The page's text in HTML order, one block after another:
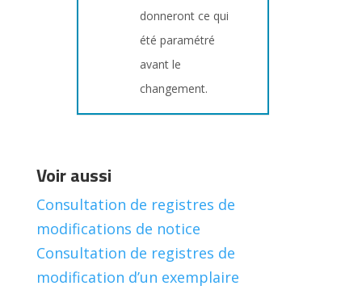
donneront ce qui
été paramétré
avant le
changement.
Voir aussi
Consultation de registres de
modifications de notice
Consultation de registres de
modification d’un exemplaire